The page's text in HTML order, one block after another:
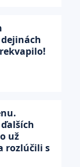
už
rozlúčili s